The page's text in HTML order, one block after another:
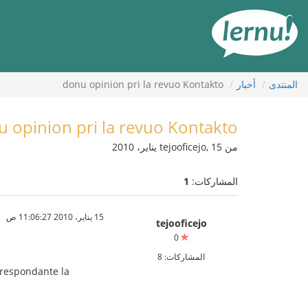
المحتويات
المنتدى أخبار donu opinion pri la revuo Kontakto
opinion pri la revuo Kontakto
من tejooficejo, 15 يناير، 2010
المشاركات: 1
tejooficejo
0
المشاركات: 8
15 يناير، 2010 11:06:27 ص
la